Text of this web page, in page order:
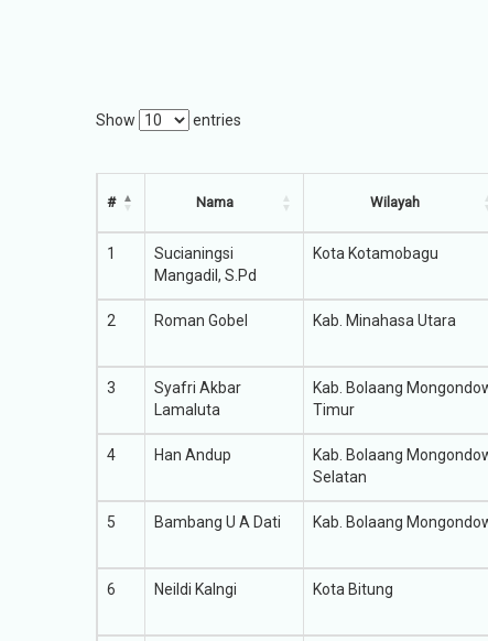
Show entries
# Nama Wilayah
1
Sucianingsi
Mangadil, S.Pd
Kota Kotamobagu
2 Roman Gobel Kab. Minahasa Utara
3
Syafri Akbar
Lamaluta
Kab. Bolaang
Timur
4 Han Andup
Kab. Bolaang
Selatan
5 Bambang U A Dati Kab. Bolaang
6 Neildi Kalngi Kota Bitung